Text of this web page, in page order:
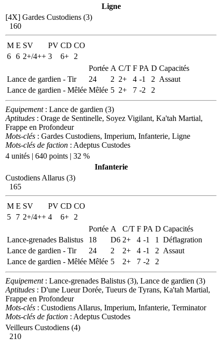
Ligne
[4X] Gardes Custodiens (3)
160
M E SV PV CD CO
6 6 2+/4++ 3 6+
2
Portée A C/T F PA D Capacités
Lance de gardien - Tir
24 2 2+ 4 -1 2 Assaut
Lance de gardien - Mêlée Mêlée 5 2+ 7 -2 2
Equipement: Lance de gardien (3)
Aptitudes : Orage de Sentinelle, Soyez Vigilant, Ka'tah Martial,
Frappe en Profondeur
Mots-clés : Gardes Custodiens, Imperium, Infanterie, Ligne
Mots-clés de faction : Adeptus Custodes
4 unités | 640 points | 32 %
Infanterie
Custodiens Allarus (3)
165
M E SV PV CD CO
5
7 2+/4++ 4 6+
2
Portée A C/T F PA D Capacités
Lance-grenades Balistus
18 D6 2+ 4 -1 1
Déflagration
Lance de gardien - Tir
24 2 2+ 4 -1 2 Assaut
Lance de gardien - Mêlée Mêlée 5 2+ 7 -2 2
Equipement: Lance-grenades Balistus (3), Lance de gardien (3)
Aptitudes : D'une Lueur Dorée, Tueurs de Tyrans, Ka'tah Martial,
Frappe en Profondeur
Mots-clés : Custodiens Allarus, Imperium, Infanterie, Terminator
Mots-clés de faction : Adeptus Custodes
Veilleurs Custodiens (4)
210